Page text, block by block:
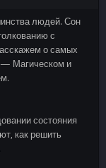
людей. Сон
с
о самых
— Магическом и
состояния
как решить